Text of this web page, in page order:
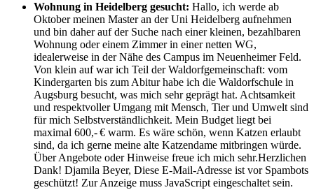
Wohnung in Heidelberg gesucht: Hallo, ich werde ab
Oktober meinen Master an der Uni Heidelberg aufnehmen
und bin daher auf der Suche nach einer kleinen, bezahlbaren
Wohnung oder einem Zimmer in einer netten WG,
idealerweise in der Nähe des Campus im Neuenheimer Feld.
Von klein auf war ich Teil der Waldorfgemeinschaft: vom
Kindergarten bis zum Abitur habe ich die Waldorfschule in
Augsburg besucht, was mich sehr geprägt hat. Achtsamkeit
und respektvoller Umgang mit Mensch, Tier und Umwelt sind
für mich Selbstverständlichkeit. Mein Budget liegt bei
maximal 600,- € warm. Es wäre schön, wenn Katzen erlaubt
sind, da ich gerne meine alte Katzendame mitbringen würde.
Über Angebote oder Hinweise freue ich mich sehr.Herzlichen
Dank! Djamila Beyer, Diese E-Mail-Adresse ist vor Spambots
geschützt! Zur Anzeige muss JavaScript eingeschaltet sein.